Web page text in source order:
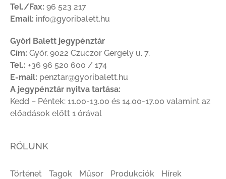
Tel./Fax: 96 523 217
Email: info@gyoribalett.hu
Győri Balett jegypénztár
Cím: Győr, 9022 Czuczor Gergely u. 7.
Tel.: +36 96 520 600 / 174
E-mail: penztar@gyoribalett.hu
A jegypénztár nyitva tartása:
Kedd – Péntek: 11.00-13.00 és 14.00-17.00 valamint az
előadások előtt 1 órával
RÓLUNK
Történet Tagok Műsor Produkciók
Hírek